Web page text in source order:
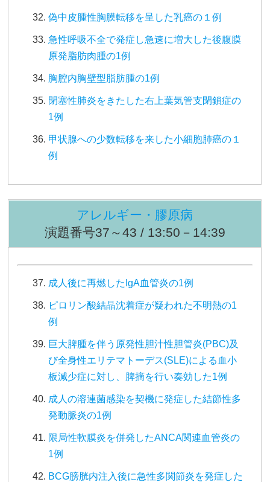
偽中皮腫性胸膜転移を呈した乳癌の１例
急性呼吸不全で発症し急速に増大した後腹膜
原発脂肪肉腫の1例
胸腔内胸壁型脂肪腫の1例
閉塞性肺炎をきたした右上葉気管支閉鎖症の
1例
甲状腺への少数転移を来した小細胞肺癌の１
例
アレルギー・膠原病
演題番号37～43 / 13:50－14:39
成人後に再燃したIgA血管炎の1例
ピロリン酸結晶沈着症が疑われた不明熱の1
例
巨大脾腫を伴う原発性胆汁性胆管炎(PBC)及
び全身性エリテマトーデス(SLE)による血小
板減少症に対し、脾摘を行い奏効した1例
成人の溶連菌感染を契機に発症した結節性多
発動脈炎の1例
限局性軟膜炎を併発したANCA関連血管炎の
1例
BCG膀胱内注入後に急性多関節炎を発症した